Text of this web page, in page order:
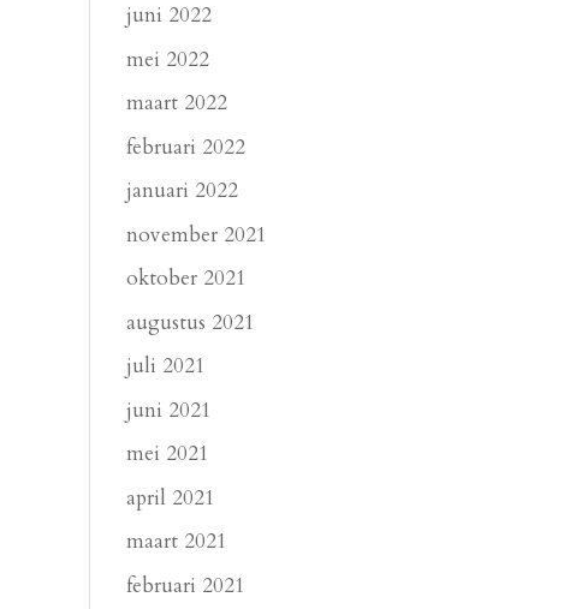
juni 2022
mei 2022
maart 2022
februari 2022
januari 2022
november 2021
oktober 2021
augustus 2021
juli 2021
juni 2021
mei 2021
april 2021
maart 2021
februari 2021